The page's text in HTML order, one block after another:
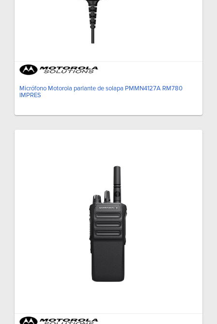
Micrófono Motorola parlante de solapa PMMN4127A RM780
IMPRES